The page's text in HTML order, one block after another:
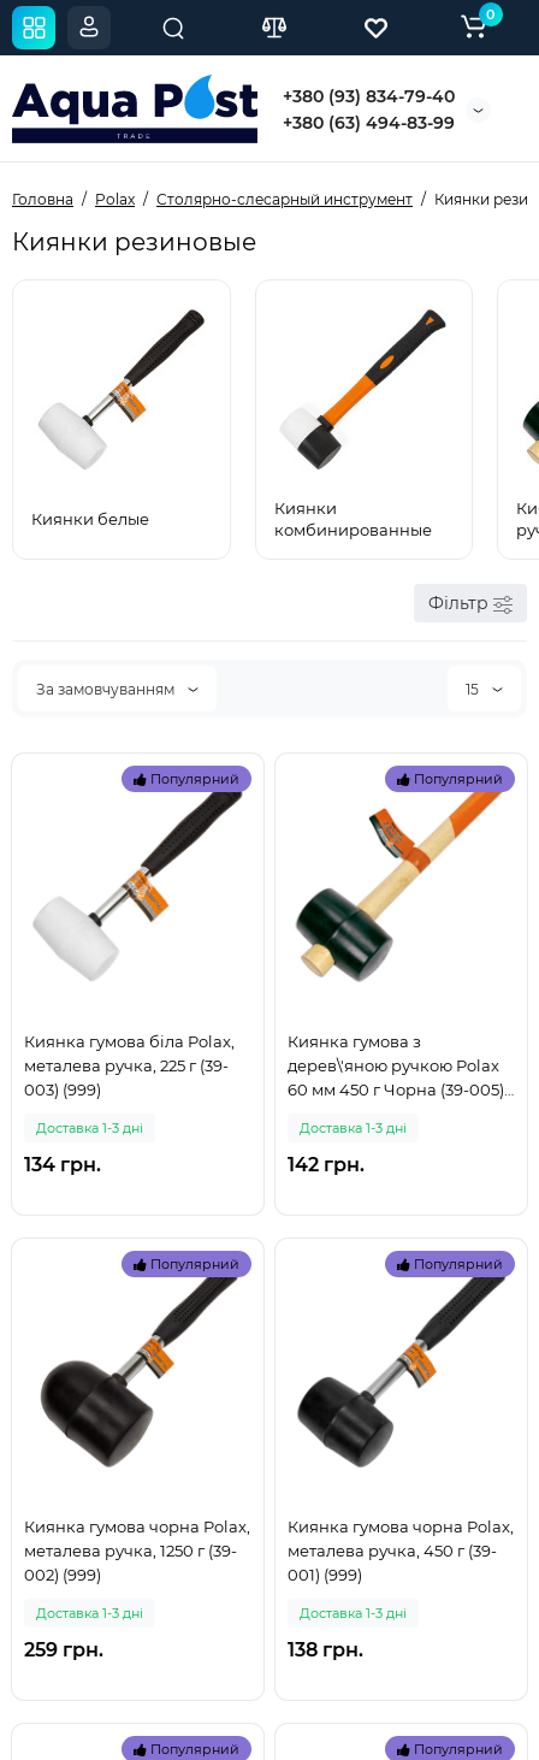
+380 (93) 834-79-40
+380 (63) 494-83-99
0
Головна Polax Столярно-слесарный инструмент Киянки
Киянки резиновые
Киянки белые
Киянки
комбинированные
Фільтр
За замовчуванням 15
Популярний
Киянка гумова біла Polax,
металева ручка, 225 г (39-
003) (999)
Доставка 1-3 дні
134 грн.
Популярний
Киянка гумова з
дерев\'яною ручкою Polax
60 мм 450 г Чорна (39-005)
Доставка 1-3 дні
142 грн.
Популярний
Киянка гумова чорна Polax,
металева ручка, 1250 г (39-
002) (999)
Доставка 1-3 дні
259 грн.
Популярний
Киянка гумова чорна Polax,
металева ручка, 450 г (39-
001) (999)
Доставка 1-3 дні
138 грн.
Популярний Популярний